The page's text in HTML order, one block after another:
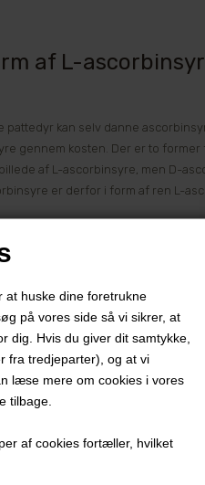
at huske dine foretrukne
på vores side så vi sikrer, at
dig. Hvis du giver dit samtykke,
fra tredjeparter), og at vi
læse mere om cookies i vores
tilbage.
af cookies fortæller, hvilket
af L-
kan selv danne
gennem kosten. Der er to
af L-ascorbinsyre, men D-
er derfor i form af ren L-
for bindevævets produktion af
gummer, løse tænder,
udnyttelsen af
og grøntindustrien, bageri-,